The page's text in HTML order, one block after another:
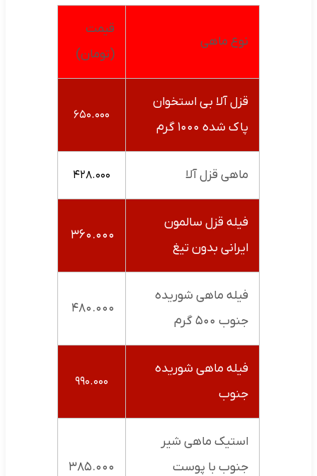
نوع ماهی
قیمت
(تومان)
قزل آلا بی استخوان
پاک شده ۱۰۰۰ گرم
۶۵۰.۰۰۰
ماهی قزل آلا ۴۲۸.۰۰۰
فیله قزل سالمون
ایرانی بدون تیغ
۳۶۰.۰۰۰
فیله ماهی شوریده
جنوب ۵۰۰ گرم
۴۸۰.۰۰۰
فیله ماهی شوریده
جنوب
۹۹۰.۰۰۰
استیک ماهی شیر
جنوب با پوست
۳۸۵.۰۰۰